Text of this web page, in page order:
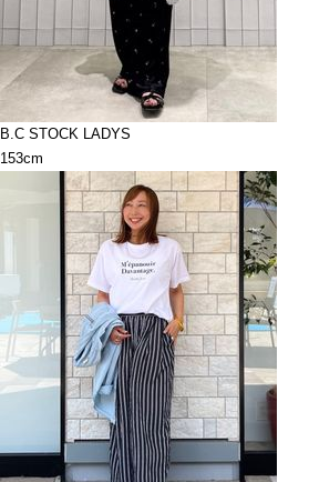
B.C STOCK LADYS
153cm